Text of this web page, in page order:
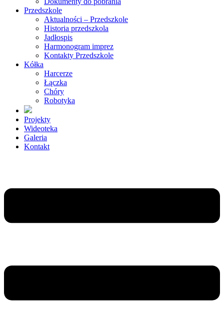
Przedszkole
Aktualności – Przedszkole
Historia przedszkola
Jadłospis
Harmonogram imprez
Kontakty Przedszkole
Kółka
Harcerze
Łączka
Chóry
Robotyka
Projekty
Wideoteka
Galeria
Kontakt